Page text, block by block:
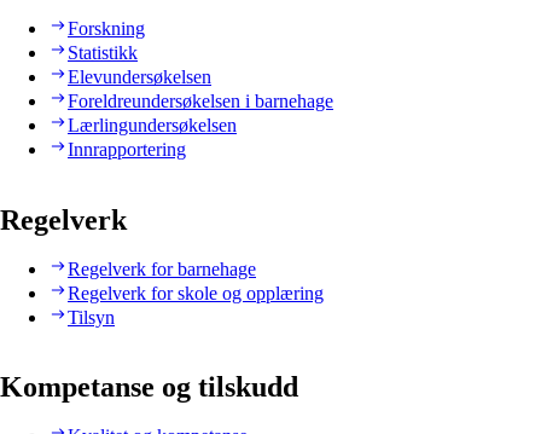
Forskning
Statistikk
Elevundersøkelsen
Foreldreundersøkelsen i barnehage
Lærlingundersøkelsen
Innrapportering
Regelverk
Regelverk for barnehage
Regelverk for skole og opplæring
Tilsyn
Kompetanse og tilskudd